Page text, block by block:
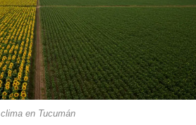
clima en Tucumán